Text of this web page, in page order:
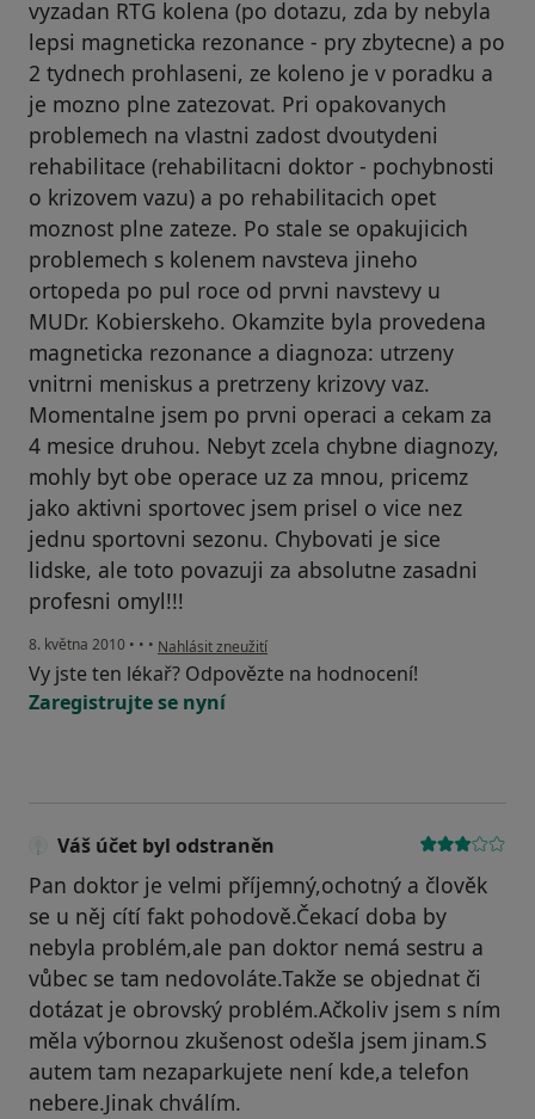
vyzadan RTG kolena (po dotazu, zda by nebyla
lepsi magneticka rezonance - pry zbytecne) a po
2 tydnech prohlaseni, ze koleno je v poradku a
je mozno plne zatezovat. Pri opakovanych
problemech na vlastni zadost dvoutydeni
rehabilitace (rehabilitacni doktor - pochybnosti
o krizovem vazu) a po rehabilitacich opet
moznost plne zateze. Po stale se opakujicich
problemech s kolenem navsteva jineho
ortopeda po pul roce od prvni navstevy u
MUDr. Kobierskeho. Okamzite byla provedena
magneticka rezonance a diagnoza: utrzeny
vnitrni meniskus a pretrzeny krizovy vaz.
Momentalne jsem po prvni operaci a cekam za
4 mesice druhou. Nebyt zcela chybne diagnozy,
mohly byt obe operace uz za mnou, pricemz
jako aktivni sportovec jsem prisel o vice nez
jednu sportovni sezonu. Chybovati je sice
lidske, ale toto povazuji za absolutne zasadni
profesni omyl!!!
8. května 2010 • • • podle názoru uživatele Váš účet byl odstraněn
Nahlásit zneužití
Vy jste ten lékař? Odpovězte na hodnocení!
Zaregistrujte se nyní
Váš účet byl odstraněn
Pan doktor je velmi příjemný,ochotný a člověk
se u něj cítí fakt pohodově.Čekací doba by
nebyla problém,ale pan doktor nemá sestru a
vůbec se tam nedovoláte.Takže se objednat či
dotázat je obrovský problém.Ačkoliv jsem s ním
měla výbornou zkušenost odešla jsem jinam.S
autem tam nezaparkujete není kde,a telefon
nebere.Jinak chválím.